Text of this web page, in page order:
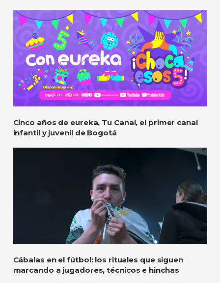
Cinco años de eureka, Tu Canal, el primer canal
infantil y juvenil de Bogotá
Cábalas en el fútbol: los rituales que siguen
marcando a jugadores, técnicos e hinchas